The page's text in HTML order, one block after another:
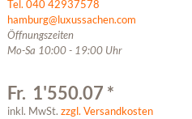
Tel. 040 42937578
hamburg@luxussachen.com
Öffnungszeiten
Mo-Sa 10:00 - 19:00 Uhr
Fr. 1'550.07 *
inkl. MwSt. zzgl. Versandkosten